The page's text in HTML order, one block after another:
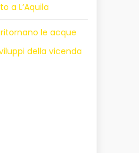
a L’Aquila
ritornano le acque
della vicenda